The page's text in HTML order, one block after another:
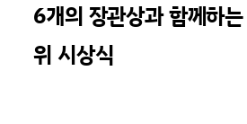
6개의 장관상과 함께하
위 시상식